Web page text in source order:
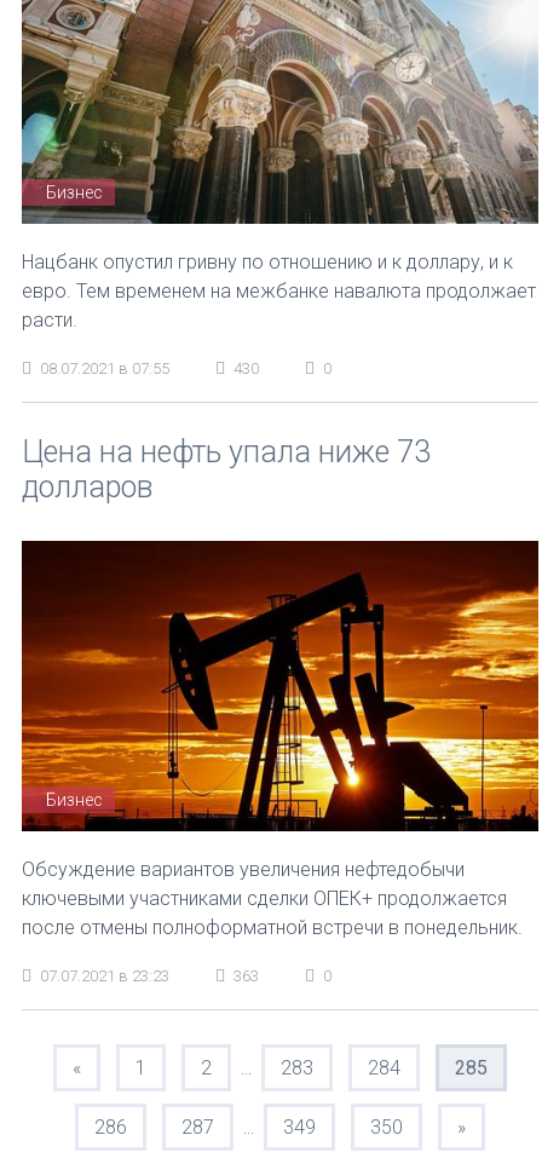
Бизнес
Нацбанк опустил гривну по отношению и к доллару, и к
евро. Тем временем на межбанке навалюта продолжает
расти.
08.07.2021 в 07:55 430 0
Цена на нефть упала ниже 73
долларов
Бизнес
Обсуждение вариантов увеличения нефтедобычи
ключевыми участниками сделки ОПЕК+ продолжается
после отмены полноформатной встречи в понедельник.
07.07.2021 в 23:23 363 0
« 1 2 283 284 285
286 287 349 350 »